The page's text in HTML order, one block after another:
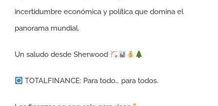
incertidumbre económica y política que domina el
panorama mundial.
Un saludo desde Sherwood
TOTALFINANCE: Para todo… para todos.